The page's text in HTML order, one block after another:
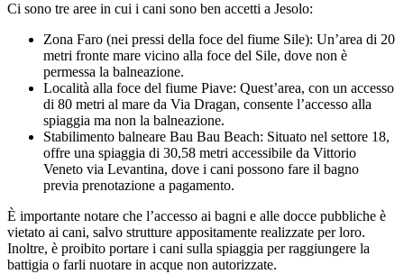
Ci sono tre aree in cui i cani sono ben accetti a Jesolo:
Zona Faro (nei pressi della foce del fiume Sile): Un’area di 20
metri fronte mare vicino alla foce del Sile, dove non è
permessa la balneazione.
Località alla foce del fiume Piave: Quest’area, con un accesso
di 80 metri al mare da Via Dragan, consente l’accesso alla
spiaggia ma non la balneazione.
Stabilimento balneare Bau Bau Beach: Situato nel settore 18,
offre una spiaggia di 30,58 metri accessibile da Vittorio
Veneto via Levantina, dove i cani possono fare il bagno
previa prenotazione a pagamento.
È importante notare che l’accesso ai bagni e alle docce pubbliche è
vietato ai cani, salvo strutture appositamente realizzate per loro.
Inoltre, è proibito portare i cani sulla spiaggia per raggiungere la
battigia o farli nuotare in acque non autorizzate.